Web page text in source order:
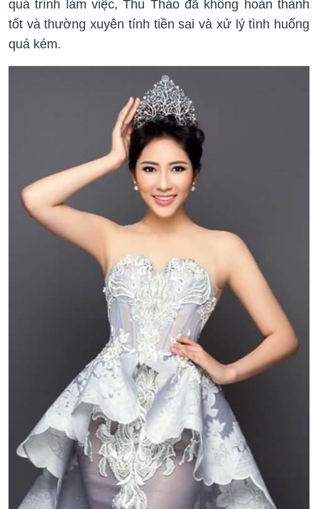
quá trình làm việc, Thu Thảo đã không hoàn thành
tốt và thường xuyên tính tiền sai và xử lý tình huống
quá kém.